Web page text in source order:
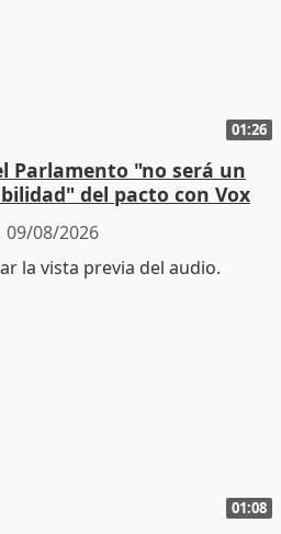
01:26
Parlamento "no será un
del pacto con Vox
09/08/2026
01:08